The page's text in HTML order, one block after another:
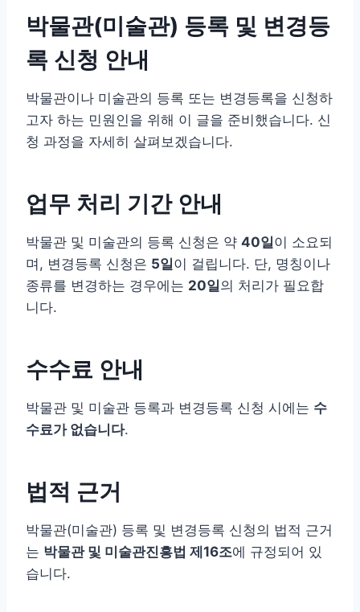
박물관(미술관) 등록 및 변경등
록 신청 안내
박물관이나 미술관의 등록 또는 변경등록을 신청하
고자 하는 민원인을 위해 이 글을 준비했습니다. 신
청 과정을 자세히 살펴보겠습니다.
업무 처리 기간 안내
박물관 및 미술관의 등록 신청은 약 40일이 소요되
며, 변경등록 신청은 5일이 걸립니다. 단, 명칭이나
종류를 변경하는 경우에는 20일의 처리가 필요합
니다.
수수료 안내
박물관 및 미술관 등록과 변경등록 신청 시에는 수
수료가 없습니다.
법적 근거
박물관(미술관) 등록 및 변경등록 신청의 법적 근거
는 박물관 및 미술관진흥법 제16조에 규정되어 있
습니다.